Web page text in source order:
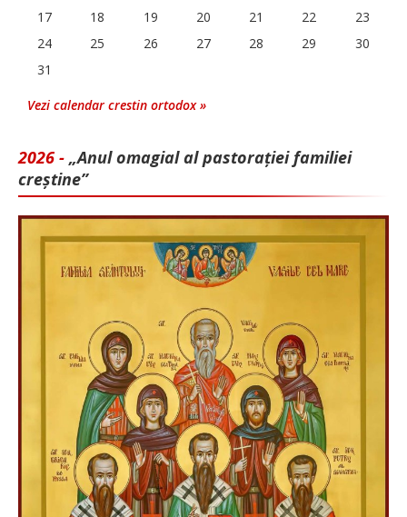
17
18 19 20 21 22
23
24
25 26 27 28 29
30
31
Vezi calendar crestin ortodox »
2026 - „Anul omagial al pastorației familiei
creștine”